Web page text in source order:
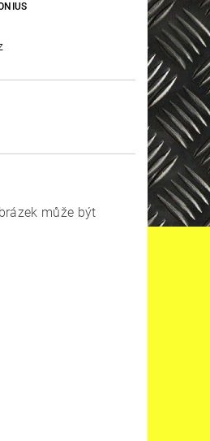
může být